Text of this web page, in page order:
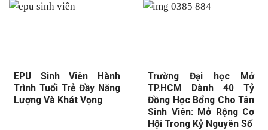
EPU Sinh Viên Hành
Trình Tuổi Trẻ Đầy Năng
Lượng Và Khát Vọng
Trường Đại học Mở
TP.HCM Dành 40 Tỷ
Đồng Học Bổng Cho Tân
Sinh Viên: Mở Rộng Cơ
Hội Trong Kỷ Nguyên Số